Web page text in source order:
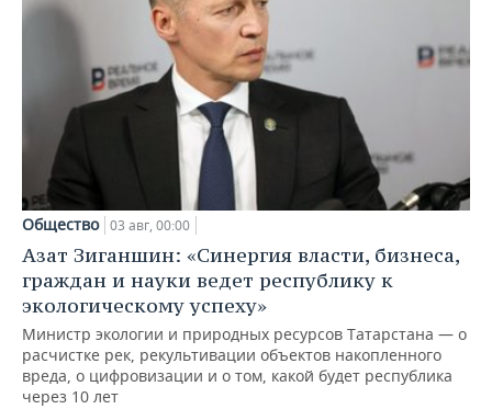
Общество 03 авг, 00:00
Азат Зиганшин: «Синергия власти, бизнеса,
граждан и науки ведет республику к
экологическому успеху»
Министр экологии и природных ресурсов Татарстана — о
расчистке рек, рекультивации объектов накопленного
вреда, о цифровизации и о том, какой будет республика
через 10 лет